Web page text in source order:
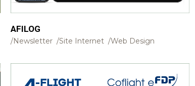
AFILOG
Newsletter Site Internet Web Design